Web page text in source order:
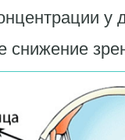
у
снижение